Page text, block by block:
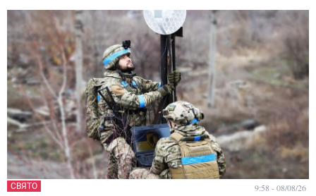
СВЯТО 9:58 - 08/08/26